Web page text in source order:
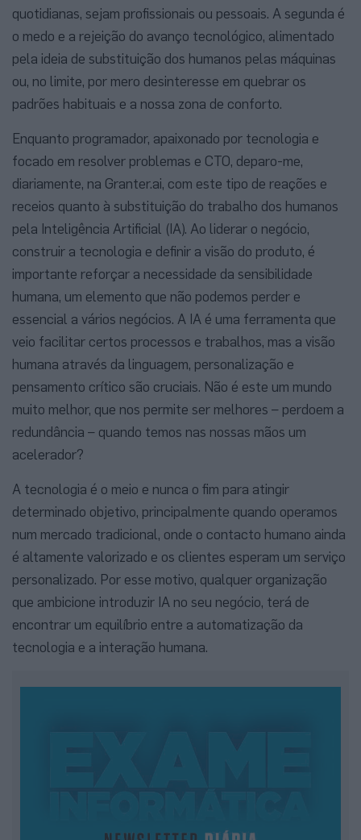
quotidianas, sejam profissionais ou pessoais. A segunda é
o medo e a rejeição do avanço tecnológico, alimentado
pela ideia de substituição dos humanos pelas máquinas
ou, no limite, por mero desinteresse em quebrar os
padrões habituais e a nossa zona de conforto.
Enquanto programador, apaixonado por tecnologia e
focado em resolver problemas e CTO, deparo-me,
diariamente, na Granter.ai, com este tipo de reações e
receios quanto à substituição do trabalho dos humanos
pela Inteligência Artificial (IA). Ao liderar o negócio,
construir a tecnologia e definir a visão do produto, é
importante reforçar a necessidade da sensibilidade
humana, um elemento que não podemos perder e
essencial a vários negócios. A IA é uma ferramenta que
veio facilitar certos processos e trabalhos, mas a visão
humana através da linguagem, personalização e
pensamento crítico são cruciais. Não é este um mundo
muito melhor, que nos permite ser melhores – perdoem a
redundância – quando temos nas nossas mãos um
acelerador?
A tecnologia é o meio e nunca o fim para atingir
determinado objetivo, principalmente quando operamos
num mercado tradicional, onde o contacto humano ainda
é altamente valorizado e os clientes esperam um serviço
personalizado. Por esse motivo, qualquer organização
que ambicione introduzir IA no seu negócio, terá de
encontrar um equilíbrio entre a automatização da
tecnologia e a interação humana.